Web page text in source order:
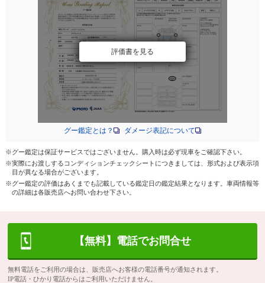
評価書を見る
グー鑑定とは？ ダメージ表記について
※グー鑑定は保証サービスではございません。購入時は必ず現車をご確認下さい。
※実際にお渡しするコンディションチェックシートにつきましては、形式および表示項
目が異なる場合がございます。
※グー鑑定の評価はあくまでも記載している鑑定日の鑑定結果となります。車両情報等
の詳細は各販売店へお問い合わせ下さい。
【無料】電話でお問合せ
無料電話をご利用の場合は、販売店へお客様の電話番号が通知されます。
IP電話・ひかり電話からはご利用いただけません。